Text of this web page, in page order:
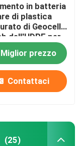
in batteria
di plastica
di Geocell
dell'HDPE per
di
Miglior prezzo
Contattaci
(25)